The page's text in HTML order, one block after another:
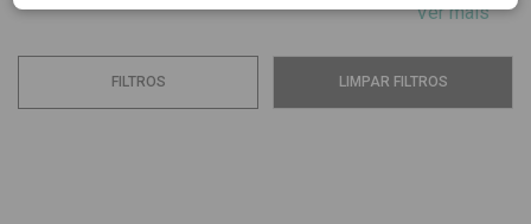
Ver mais
FILTROS LIMPAR FILTROS